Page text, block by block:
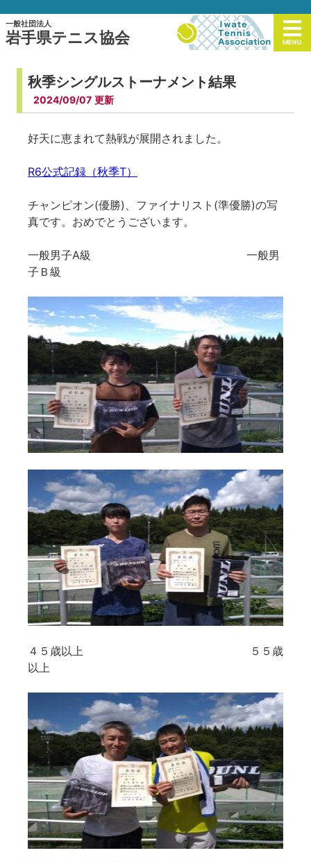
一般社団法人
岩手県テニス協会 MENU
秋季シングルストーナメント結果
2024/09/07
好天に恵まれて熱戦が展開されました。
R6公式記録（秋季T）
チャンピオン(優勝)、ファイナリスト(準優勝)の写
真です。おめでとうございます。
一般男子A級 一般男
子Ｂ級
４５歳以上 ５５歳
以上